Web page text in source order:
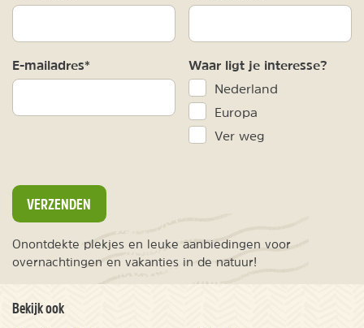
E-mailadres* Waar ligt je interesse?
Nederland
Europa
Ver weg
VERZENDEN
Onontdekte plekjes en leuke aanbiedingen voor
overnachtingen en vakanties in de natuur!
Bekijk ook